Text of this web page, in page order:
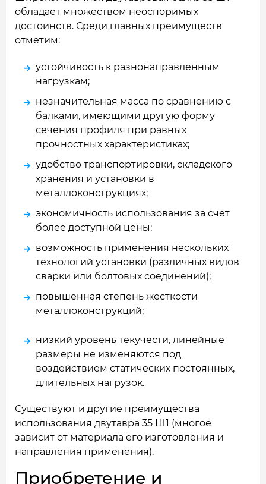
обладает множеством неоспоримых
достоинств. Среди главных преимуществ
отметим:
устойчивость к разнонаправленным
нагрузкам;
незначительная масса по сравнению с
балками, имеющими другую форму
сечения профиля при равных
прочностных характеристиках;
удобство транспортировки, складского
хранения и установки в
металлоконструкциях;
экономичность использования за счет
более доступной цены;
возможность применения нескольких
технологий установки (различных видов
сварки или болтовых соединений);
повышенная степень жесткости
металлоконструкций;
низкий уровень текучести, линейные
размеры не изменяются под
воздействием статических постоянных,
длительных нагрузок.
Существуют и другие преимущества
использования двутавра 35 Ш1 (многое
зависит от материала его изготовления и
направления применения).
Приобретение и